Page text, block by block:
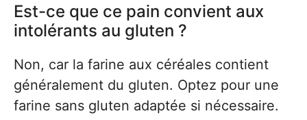
Est-ce que ce pain convient aux
intolérants au gluten ?
Non, car la farine aux céréales contient
généralement du gluten. Optez pour une
farine sans gluten adaptée si nécessaire.